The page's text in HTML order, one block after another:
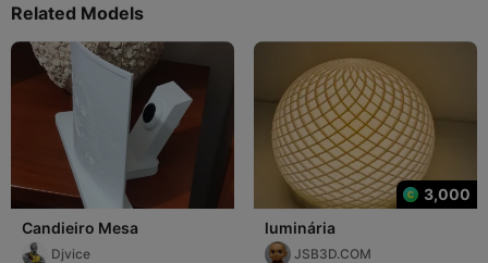
Related Models
Candieiro Mesa
Djvice
3,000
luminária
JSB3D.COM